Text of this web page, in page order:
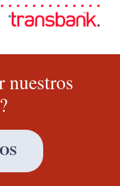
nuestros